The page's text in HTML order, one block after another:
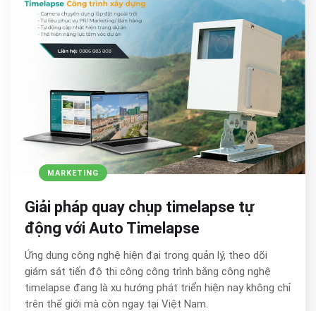
MARKETING
Giải pháp quay chụp timelapse tự
động với Auto Timelapse
Ứng dung công nghệ hiện đại trong quản lý, theo dõi
giám sát tiến độ thi công công trình bằng công nghệ
timelapse đang là xu hướng phát triển hiện nay không chỉ
trên thế giới mà còn ngay tại Việt Nam.